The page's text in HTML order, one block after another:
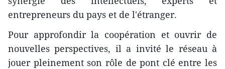
entrepreneurs du pays et de l'étranger.
Pour approfondir la coopération et ouvrir de
nouvelles perspectives, il a invité le réseau à
jouer pleinement son rôle de pont clé entre les